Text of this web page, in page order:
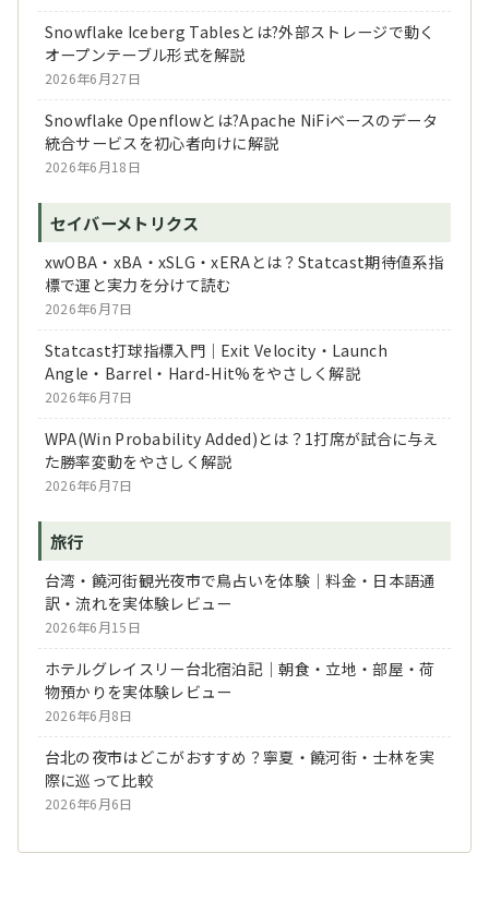
Snowflake Iceberg Tablesとは?外部ストレージで動く
オープンテーブル形式を解説
2026年6月27日
Snowflake Openflowとは?Apache NiFiベースのデータ
統合サービスを初心者向けに解説
2026年6月18日
セイバーメトリクス
xwOBA・xBA・xSLG・xERAとは？Statcast期待値系指
標で運と実力を分けて読む
2026年6月7日
Statcast打球指標入門｜Exit Velocity・Launch
Angle・Barrel・Hard-Hit%をやさしく解説
2026年6月7日
WPA(Win Probability Added)とは？1打席が試合に与え
た勝率変動をやさしく解説
2026年6月7日
旅行
台湾・饒河街観光夜市で鳥占いを体験｜料金・日本語通
訳・流れを実体験レビュー
2026年6月15日
ホテルグレイスリー台北宿泊記｜朝食・立地・部屋・荷
物預かりを実体験レビュー
2026年6月8日
台北の夜市はどこがおすすめ？寧夏・饒河街・士林を実
際に巡って比較
2026年6月6日